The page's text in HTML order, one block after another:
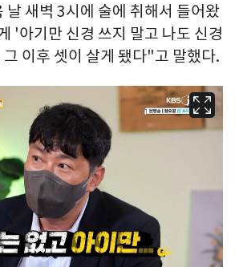
날 새벽 3시에 술에 취해서 들어왔
'아기만 신경 쓰지 말고 나도 신경
이후 셋이 살게 됐다"고 말했다.